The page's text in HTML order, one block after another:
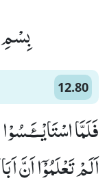
بِسْمِ
12.80
فَلَمَّا
اَلَمْ تَعْلَمُوْۤا اَنَّ